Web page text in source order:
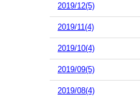
2019/12(5)
2019/11(4)
2019/10(4)
2019/09(5)
2019/08(4)